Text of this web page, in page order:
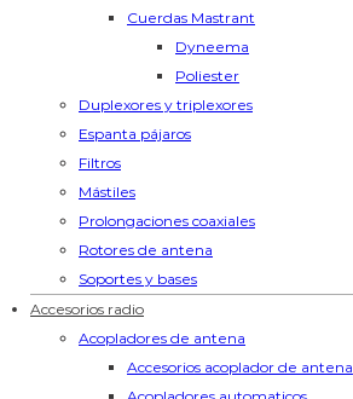
Cuerdas Mastrant
Dyneema
Poliester
Duplexores y triplexores
Espanta pájaros
Filtros
Mástiles
Prolongaciones coaxiales
Rotores de antena
Soportes y bases
Accesorios radio
Acopladores de antena
Accesorios acoplador de antena